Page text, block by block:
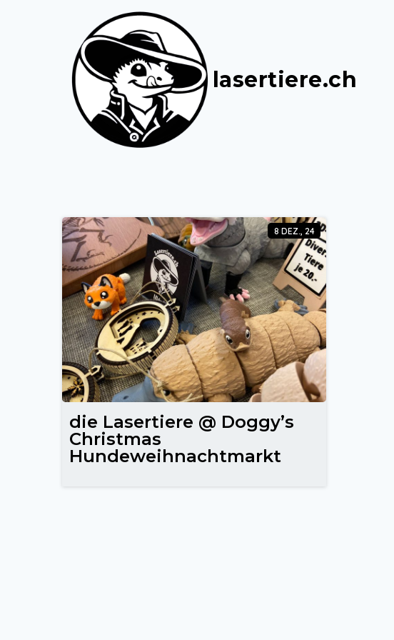
lasertiere.ch
die Lasertiere @ Doggy’s
Christmas
Hundeweihnachtmarkt
8 DEZ., 24